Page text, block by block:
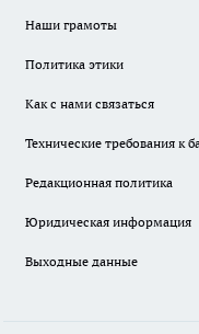
Наши грамоты
Политика этики
Как с нами связаться
Технические требования к
Редакционная политика
Юридическая информация
Выходные данные